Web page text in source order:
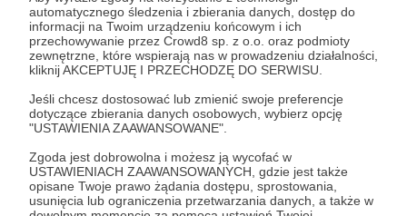
automatycznego śledzenia i zbierania danych, dostęp do
informacji na Twoim urządzeniu końcowym i ich
przechowywanie przez Crowd8 sp. z o.o. oraz podmioty
zewnętrzne, które wspierają nas w prowadzeniu działalności,
kliknij AKCEPTUJĘ I PRZECHODZĘ DO SERWISU.
Jeśli chcesz dostosować lub zmienić swoje preferencje
dotyczące zbierania danych osobowych, wybierz opcję
"USTAWIENIA ZAAWANSOWANE".
Zgoda jest dobrowolna i możesz ją wycofać w
USTAWIENIACH ZAAWANSOWANYCH, gdzie jest także
opisane Twoje prawo żądania dostępu, sprostowania,
usunięcia lub ograniczenia przetwarzania danych, a także w
03.11.2022 Brak komentarzy
Tomasz czyli jak wróżyć z kart tarota cz. I
Osoby, którym wróży nie mogą się go nachwalić. Jest
tarocistą indywidualistą i to słychać w naszej rozmowie. Z
Panem Tomaszem mówimy o Tarocie i tym jak się z nim
pracuje. Czy warto uczyć się znaczenia kart z książek czy
każdy powinien opracować sobie swój system. Zarówno
jeśli chodzi o rozkład kart czy ich interpretacje. O co
Polacy pytają tarota? Czego chcę się dowiedzieć panie?
Czy forma pytania ma znaczenie? Czy ważne jest
nastawienie osoby, która szuka pomocy? Jak do wróżenia
trzeba się przygotować? Posłuchajcie. Zapraszam.